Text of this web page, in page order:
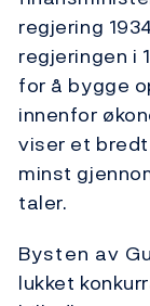
regjering
regjeringen i
for å bygge
innenfor
viser et
minst
taler.
Bysten av
lukket